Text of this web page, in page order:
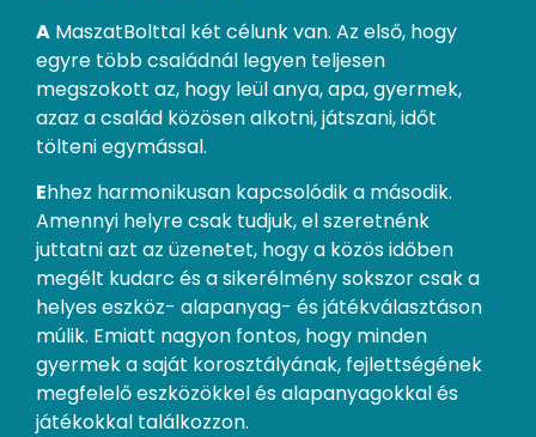
A MaszatBolttal két célunk van. Az első, hogy
egyre több családnál legyen teljesen
megszokott az, hogy leül anya, apa, gyermek,
azaz a család közösen alkotni, játszani, időt
tölteni egymással.
Ehhez harmonikusan kapcsolódik a második.
Amennyi helyre csak tudjuk, el szeretnénk
juttatni azt az üzenetet, hogy a közös időben
megélt kudarc és a sikerélmény sokszor csak a
helyes eszköz- alapanyag- és játékválasztáson
múlik. Emiatt nagyon fontos, hogy minden
gyermek a saját korosztályának, fejlettségének
megfelelő eszközökkel és alapanyagokkal és
játékokkal találkozzon.